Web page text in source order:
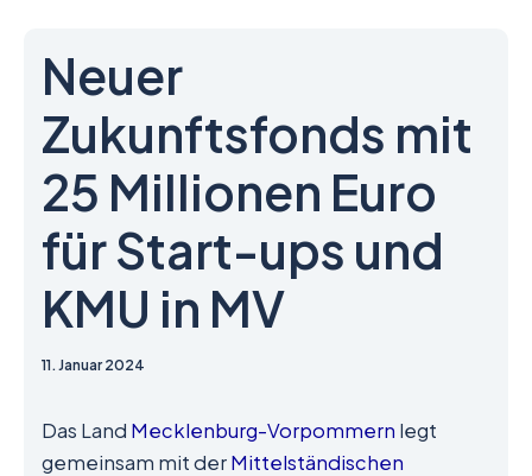
Neuer
Zukunftsfonds mit
25 Millionen Euro
für Start-ups und
KMU in MV
11. Januar 2024
Das Land Mecklenburg-Vorpommern legt
gemeinsam mit derMittelständischen